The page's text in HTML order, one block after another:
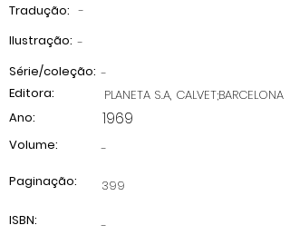
Tradução: -
Ilustração: -
Série/coleção: -
PLANETA S.A, CALVET;BARCELONA
Editora:
1969
Ano:
Volume:
-
Paginação:
399
ISBN:
-